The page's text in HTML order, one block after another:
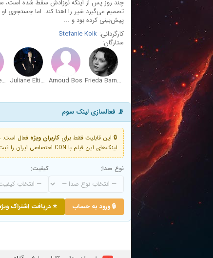
چند روز پس از اینکه نوزادش سقط شده است،
تصمیم می‌گیرد شیر را اهدا کند. اما جستجوی
پیش‌بینی کرده بود و ...
کارگردانی: Stefanie Kolk
ستارگان:
Frieda Barnhard
Arnoud Bos
Juliane Elting
Dolores Leeuwin
📡 فعالسازی لینک سوم
🔒 این قابلیت فقط برای کاربران ویژه
لینک‌های این فیلم با CDN اختصاصی ایران را ثبت کنید و دقایقی بعد به لینک سوم آن دسترسی خواهید داشت
نوع صدا: کیفیت:
🔒 ورود به حساب ⭐ دریافت اشتراک